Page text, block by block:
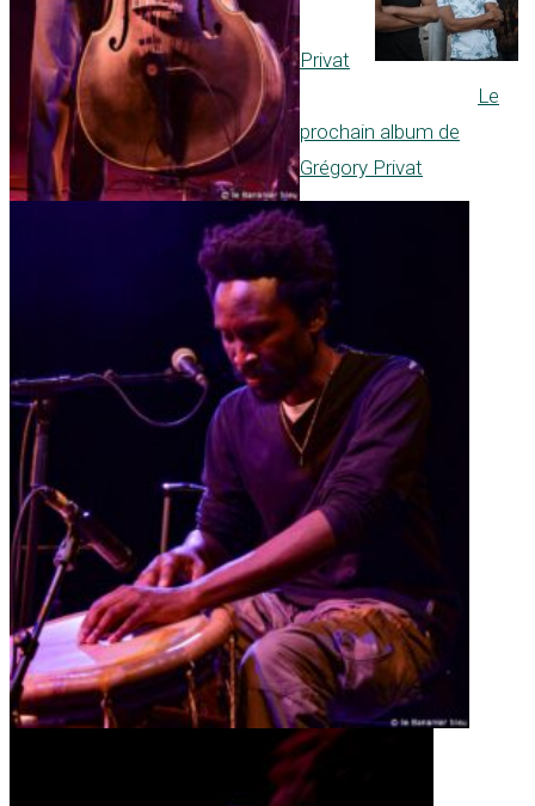
Privat
Le
prochain album de
Grégory Privat